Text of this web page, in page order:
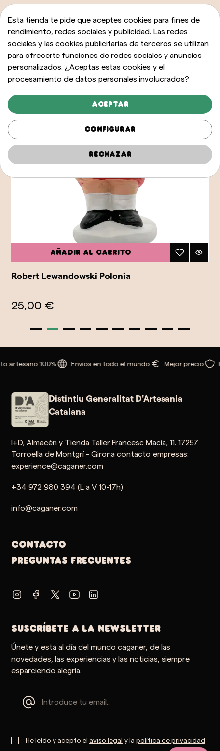
Añadir al carrito
Robert Lewandowski Polonia
25,00 €
artesano 100% Envíos en todo el mundo Mejor precio
Distintiu Generalitat D'Artesania
Catalana
I+D, Almacén y Tienda Taller Francesc Macia, 11. 17257
Torroella de Montgrí - Girona contacto empresas:
experience@caganer.com
+34 972 980 394 (L a V 10-17h)
info@caganer.com
Contacto
PREGUNTAS FRECUENTES
SUSCRÍBETE A LA NEWSLETTER
Únete y está al día del mundo caganer, de las
novedades, las experiencias y las noticias, siempre
esparciendo alegría.
He leído y acepto el aviso legal y la política de privacidad
Esta tienda te pide que aceptes cookies para fines de
rendimiento, redes sociales y publicidad. Las redes
sociales y las cookies publicitarias de terceros se utilizan
para ofrecerte funciones de redes sociales y anuncios
personalizados. ¿Aceptas estas cookies y el
procesamiento de datos personales involucrados?
Aceptar
Configurar
Rechazar